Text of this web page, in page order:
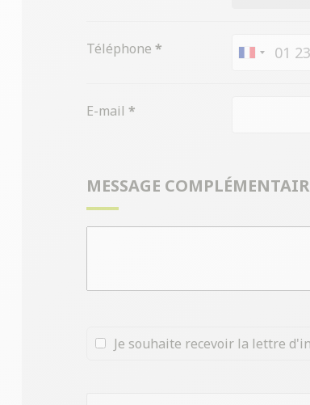
Téléphone *
France
E-mail *
MESSAGE
Je souhaite recevoir la lettre